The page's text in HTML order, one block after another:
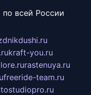
по всей России
kraft-you.ru
rastenuya.ru
freeride-team.ru